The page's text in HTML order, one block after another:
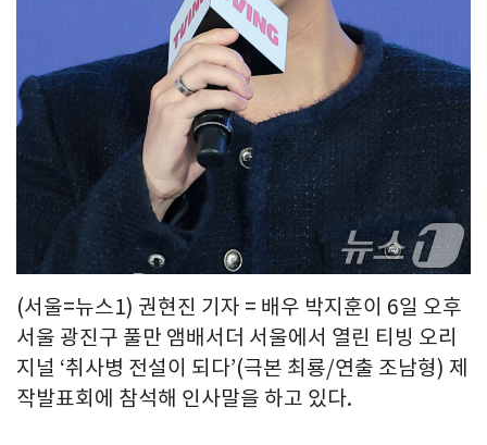
(서울=뉴스1) 권현진 기자 = 배우 박지훈이 6일 오후
서울 광진구 풀만 앰배서더 서울에서 열린 티빙 오리
지널 ‘취사병 전설이 되다’(극본 최룡/연출 조남형) 제
작발표회에 참석해 인사말을 하고 있다.